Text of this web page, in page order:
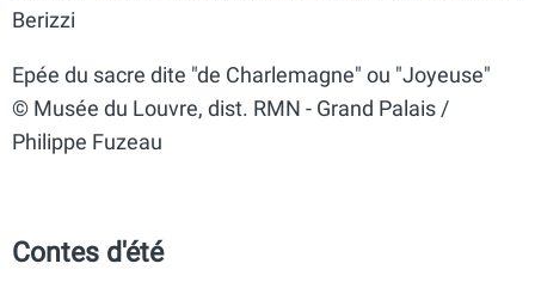
Berizzi
Epée du sacre dite "de Charlemagne" ou "Joyeuse"
© Musée du Louvre, dist. RMN - Grand Palais /
Philippe Fuzeau
Contes d'été